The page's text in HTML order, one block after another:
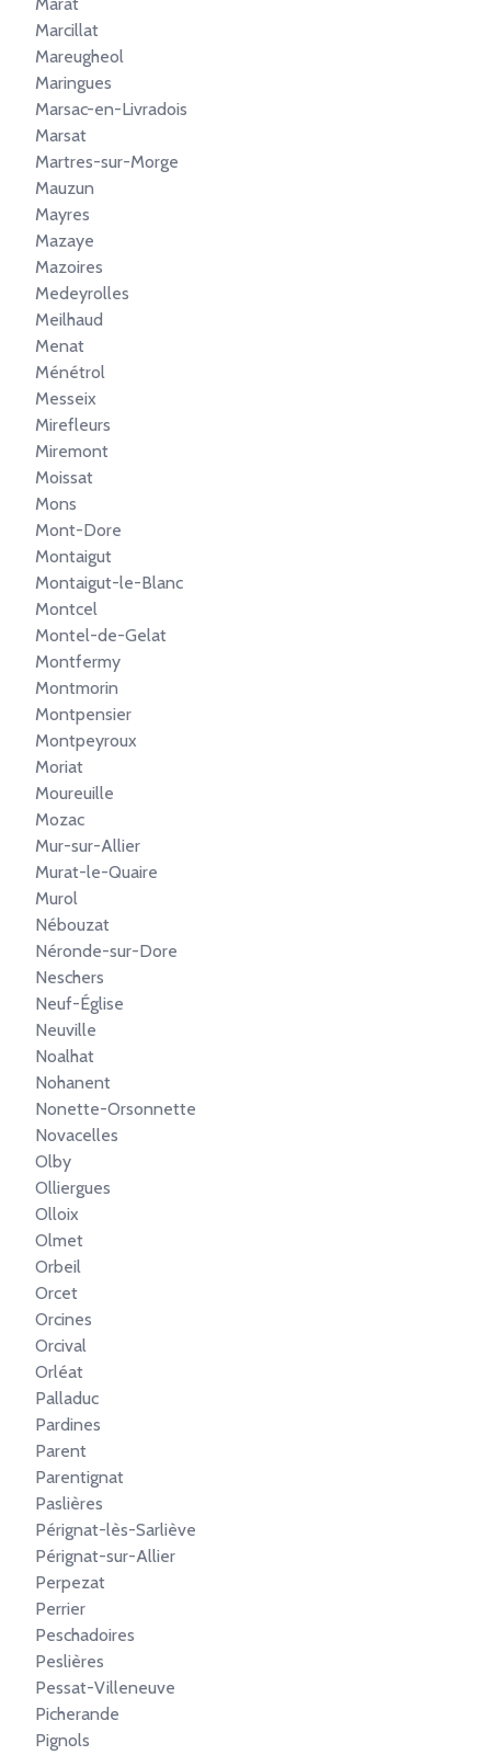
Marcillat
Mareugheol
Maringues
Marsac-en-Livradois
Marsat
Martres-sur-Morge
Mauzun
Mayres
Mazaye
Mazoires
Medeyrolles
Meilhaud
Menat
Ménétrol
Messeix
Mirefleurs
Miremont
Moissat
Mons
Mont-Dore
Montaigut
Montaigut-le-Blanc
Montcel
Montel-de-Gelat
Montfermy
Montmorin
Montpensier
Montpeyroux
Moriat
Moureuille
Mozac
Mur-sur-Allier
Murat-le-Quaire
Murol
Nébouzat
Néronde-sur-Dore
Neschers
Neuf-Église
Neuville
Noalhat
Nohanent
Nonette-Orsonnette
Novacelles
Olby
Olliergues
Olloix
Olmet
Orbeil
Orcet
Orcines
Orcival
Orléat
Palladuc
Pardines
Parent
Parentignat
Paslières
Pérignat-lès-Sarliève
Pérignat-sur-Allier
Perpezat
Perrier
Peschadoires
Peslières
Pessat-Villeneuve
Picherande
Pignols